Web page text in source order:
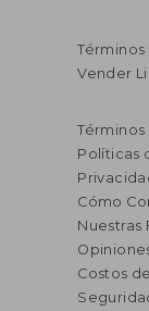
Vender
Políticas
Cómo
Nuestras
Costos